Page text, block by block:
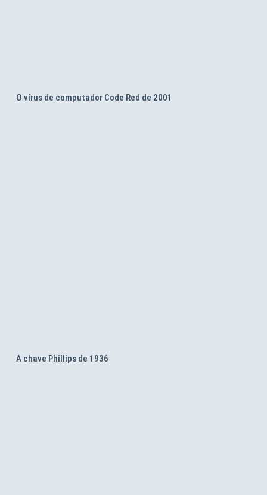
O vírus de computador Code Red de 2001
A chave Phillips de 1936